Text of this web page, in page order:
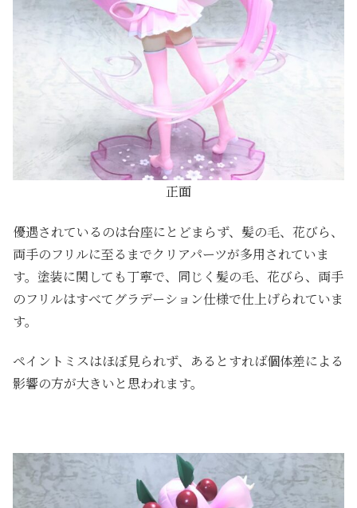
正面
優遇されているのは台座にとどまらず、髪の毛、花びら、
両手のフリルに至るまでクリアパーツが多用されていま
す。塗装に関しても丁寧で、同じく髪の毛、花びら、両手
のフリルはすべてグラデーション仕様で仕上げられていま
す。
ペイントミスはほぼ見られず、あるとすれば個体差による
影響の方が大きいと思われます。